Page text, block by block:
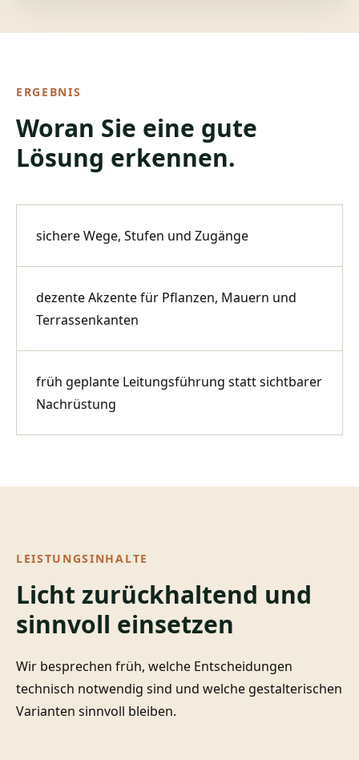
ERGEBNIS
Woran Sie eine gute
Lösung erkennen.
sichere Wege, Stufen und Zugänge
dezente Akzente für Pflanzen, Mauern und
Terrassenkanten
früh geplante Leitungsführung statt sichtbarer
Nachrüstung
LEISTUNGSINHALTE
Licht zurückhaltend und
sinnvoll einsetzen
Wir besprechen früh, welche Entscheidungen
technisch notwendig sind und welche gestalterischen
Varianten sinnvoll bleiben.